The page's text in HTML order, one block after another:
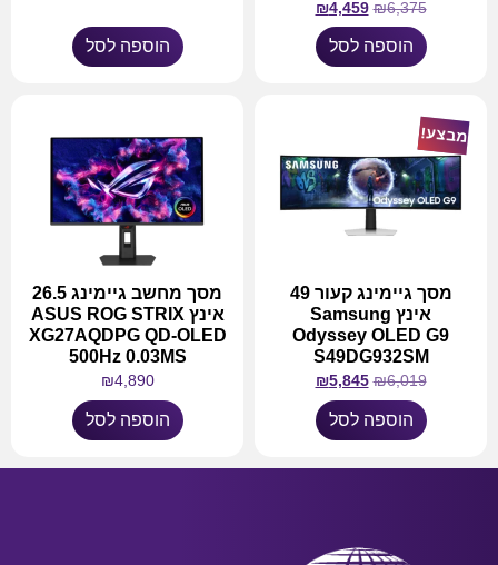
₪6,375
₪4,459
הוספה לסל הוספה לסל
מבצע!
מסך גיימינג קעור 49
אינץ Samsung
Odyssey OLED G9
S49DG932SM
₪6,019
₪5,845
הוספה לסל
מסך מחשב גיימינג 26.5
אינץ ASUS ROG STRIX
XG27AQDPG QD-OLED
500Hz 0.03MS
₪4,890
הוספה לסל